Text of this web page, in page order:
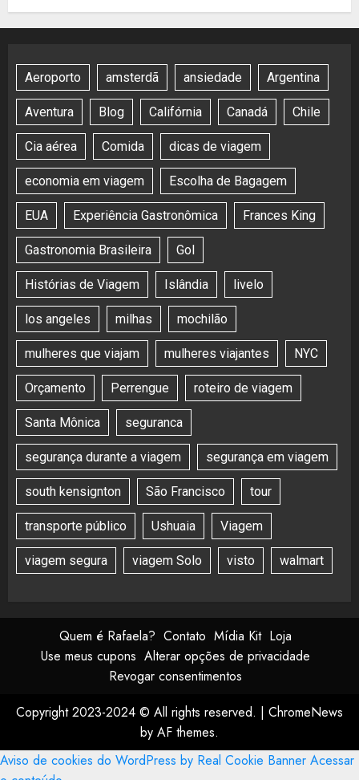
Aeroporto amsterdã ansiedade Argentina
Aventura Blog Califórnia Canadá Chile
Cia aérea Comida dicas de viagem
economia em viagem Escolha de Bagagem
EUA Experiência Gastronômica Frances King
Gastronomia Brasileira Gol
Histórias de Viagem Islândia livelo
los angeles milhas mochilão
mulheres que viajam mulheres viajantes NYC
Orçamento Perrengue roteiro de viagem
Santa Mônica seguranca
segurança durante a viagem segurança em viagem
south kensignton São Francisco tour
transporte público Ushuaia Viagem
viagem segura viagem Solo visto walmart
Quem é Rafaela? Contato Mídia Kit Loja
Use meus cupons Alterar opções de privacidade
Revogar consentimentos
Copyright 2023-2024 © All rights reserved. | ChromeNews
by AF themes.
Aviso de cookies do WordPress by Real Cookie Banner Acessar